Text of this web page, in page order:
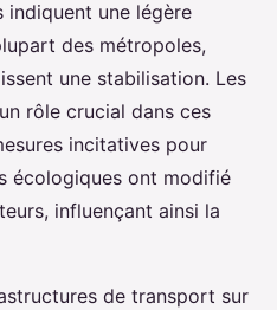
indiquent une légère
des métropoles,
une stabilisation. Les
rôle crucial dans ces
incitatives pour
écologiques ont modifié
influençant ainsi la
de transport sur